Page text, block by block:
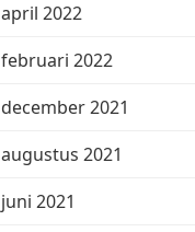
april 2022
februari 2022
december 2021
augustus 2021
juni 2021